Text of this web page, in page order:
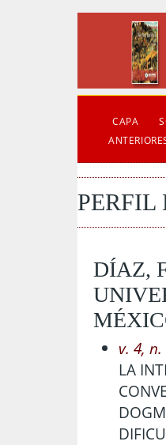
CAPA
PERFIL
DÍAZ,
v. 4, n.
LA